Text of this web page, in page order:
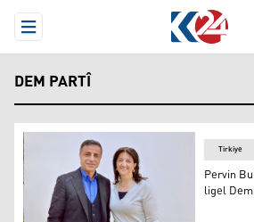
Open Menu
DEM PARTÎ
Tirkiye
Pervin
ligel